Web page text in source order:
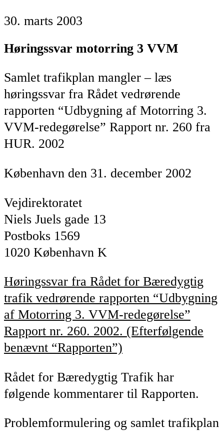
30. marts 2003
Høringssvar motorring 3 VVM
Samlet trafikplan mangler – læs
høringssvar fra Rådet vedrørende
rapporten “Udbygning af Motorring 3.
VVM-redegørelse” Rapport nr. 260 fra
HUR. 2002
København den 31. december 2002
Vejdirektoratet
Niels Juels gade 13
Postboks 1569
1020 København K
Høringssvar fra Rådet for Bæredygtig
trafik vedrørende rapporten “Udbygning
af Motorring 3. VVM-redegørelse”
Rapport nr. 260. 2002. (Efterfølgende
benævnt “Rapporten”)
Rådet for Bæredygtig Trafik har
følgende kommentarer til Rapporten.
Problemformulering og samlet trafikplan